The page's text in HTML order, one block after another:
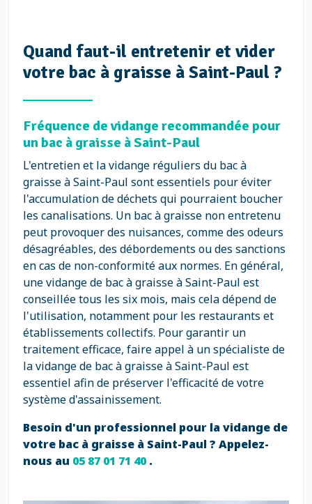
Quand faut-il entretenir et vider
votre bac à graisse à Saint-Paul ?
Fréquence de vidange recommandée pour
un bac à graisse à Saint-Paul
L'entretien et la vidange réguliers du bac à
graisse à Saint-Paul sont essentiels pour éviter
l'accumulation de déchets qui pourraient boucher
les canalisations. Un bac à graisse non entretenu
peut provoquer des nuisances, comme des odeurs
désagréables, des débordements ou des sanctions
en cas de non-conformité aux normes. En général,
une vidange de bac à graisse à Saint-Paul est
conseillée tous les six mois, mais cela dépend de
l'utilisation, notamment pour les restaurants et
établissements collectifs. Pour garantir un
traitement efficace, faire appel à un spécialiste de
la vidange de bac à graisse à Saint-Paul est
essentiel afin de préserver l'efficacité de votre
système d'assainissement.
Besoin d'un professionnel pour la vidange de
votre bac à graisse à Saint-Paul ? Appelez-
nous au 05 87 01 71 40.